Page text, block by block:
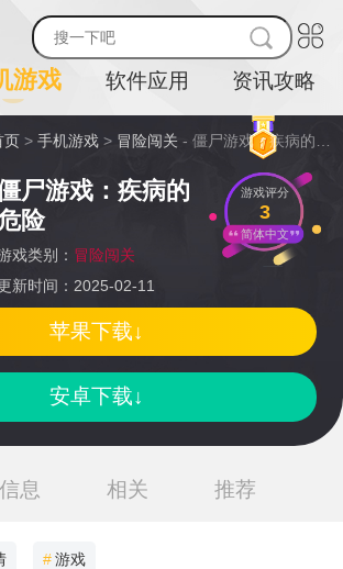
游戏 软件应用 资讯攻略
页 >手机游戏 > 冒险闯关 - 僵尸游戏：疾病的危险详情
尸游戏：疾病的
险
戏类别： 冒险闯关
新时间：2025-02-11
游戏评分
3
简体中文
安卓下载↓
苹果下载↓
信息 相关 推荐
#游戏